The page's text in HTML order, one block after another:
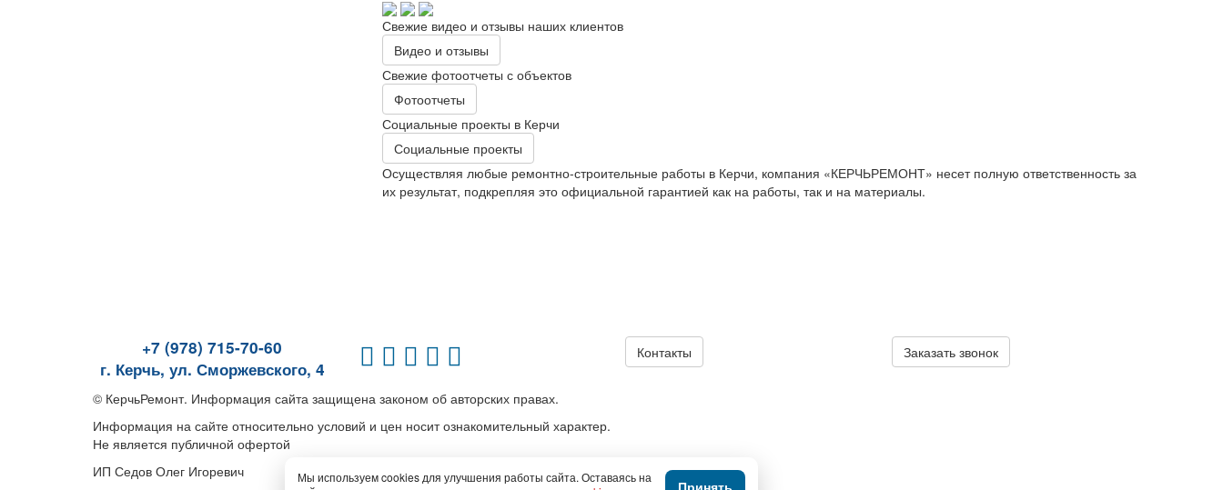
Свежие видео и отзывы наших клиентов
Видео и отзывы
Свежие фотоотчеты с объектов
Фотоотчеты
Социальные проекты в Керчи
Социальные проекты
Осуществляя любые ремонтно-строительные работы в Керчи, компания «КЕРЧЬРЕМОНТ» несет полную ответственность за
их результат, подкрепляя это официальной гарантией как на работы, так и на материалы.
+7 (978) 715-70-60
г. Керчь, ул. Сморжевского, 4
Контакты Заказать звонок
© КерчьРемонт. Информация сайта защищена законом об авторских правах.
Информация на сайте относительно условий и цен носит ознакомительный характер.
Не является публичной офертой
ИП Седов Олег Игоревич
Мы используем cookies для улучшения работы сайта. Оставаясь на
Принять